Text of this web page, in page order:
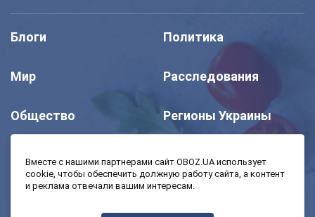
Блоги Политика
Мир Расследования
Общество Регионы Украины
Моя школа Авто
Вместе с нашими партнерами сайт OBOZ.UA использует
cookie, чтобы обеспечить должную работу сайта, а контент
и реклама отвечали вашим интересам.